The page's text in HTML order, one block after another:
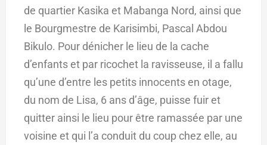
de quartier Kasika et Mabanga Nord, ainsi que
le Bourgmestre de Karisimbi, Pascal Abdou
Bikulo. Pour dénicher le lieu de la cache
d’enfants et par ricochet la ravisseuse, il a fallu
qu’une d’entre les petits innocents en otage,
du nom de Lisa, 6 ans d’âge, puisse fuir et
quitter ainsi le lieu pour être ramassée par une
voisine et qui l’a conduit du coup chez elle, au